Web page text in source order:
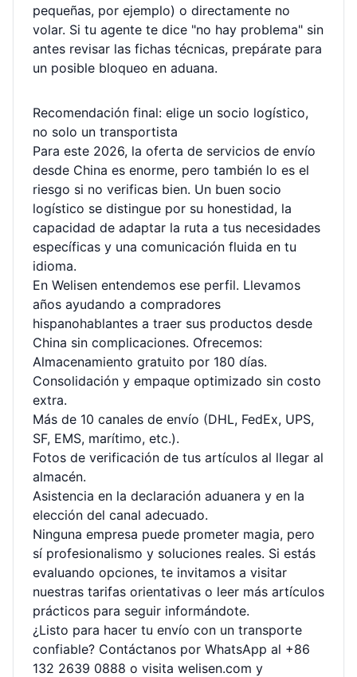
pequeñas, por ejemplo) o directamente no
volar. Si tu agente te dice "no hay problema" sin
antes revisar las fichas técnicas, prepárate para
un posible bloqueo en aduana.
Recomendación final: elige un socio logístico,
no solo un transportista
Para este 2026, la oferta de servicios de envío
desde China es enorme, pero también lo es el
riesgo si no verificas bien. Un buen socio
logístico se distingue por su honestidad, la
capacidad de adaptar la ruta a tus necesidades
específicas y una comunicación fluida en tu
idioma.
En Welisen entendemos ese perfil. Llevamos
años ayudando a compradores
hispanohablantes a traer sus productos desde
China sin complicaciones. Ofrecemos:
Almacenamiento gratuito por 180 días.
Consolidación y empaque optimizado sin costo
extra.
Más de 10 canales de envío (DHL, FedEx, UPS,
SF, EMS, marítimo, etc.).
Fotos de verificación de tus artículos al llegar al
almacén.
Asistencia en la declaración aduanera y en la
elección del canal adecuado.
Ninguna empresa puede prometer magia, pero
sí profesionalismo y soluciones reales. Si estás
evaluando opciones, te invitamos a visitar
nuestras tarifas orientativas o leer más artículos
prácticos para seguir informándote.
¿Listo para hacer tu envío con un transporte
confiable? Contáctanos por WhatsApp al +86
132 2639 0888 o visita welisen.com y